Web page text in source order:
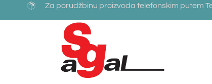
Za porudžbinu proizvoda telefonskim putem